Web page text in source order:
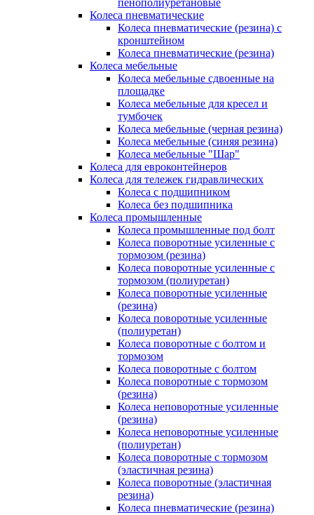
пенополиуретановые
Колеса пневматические
Колеса пневматические (резина) с
кронштейном
Колеса пневматические (резина)
Колеса мебельные
Колеса мебельные сдвоенные на
площадке
Колеса мебельные для кресел и
тумбочек
Колеса мебельные (черная резина)
Колеса мебельные (синяя резина)
Колеса мебельные "Шар"
Колеса для евроконтейнеров
Колеса для тележек гидравлических
Колеса с подшипником
Колеса без подшипника
Колеса промышленные
Колеса промышленные под болт
Колеса поворотные усиленные с
тормозом (резина)
Колеса поворотные усиленные с
тормозом (полиуретан)
Колеса поворотные усиленные
(резина)
Колеса поворотные усиленные
(полиуретан)
Колеса поворотные с болтом и
тормозом
Колеса поворотные с болтом
Колеса поворотные c тормозом
(резина)
Колеса неповоротные усиленные
(резина)
Колеса неповоротные усиленные
(полиуретан)
Колеса поворотные c тормозом
(эластичная резина)
Колеса поворотные (эластичная
резина)
Колеса пневматические (резина)